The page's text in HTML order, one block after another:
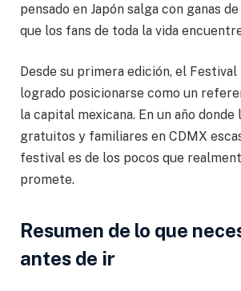
pensado en Japón salga con ganas
que los fans de toda la vida
Desde su primera edición, el Festival
logrado posicionarse como un
la capital mexicana. En un año donde
gratuitos y familiares en CDMX
festival es de los pocos que
promete.
Resumen de lo que
antes de ir